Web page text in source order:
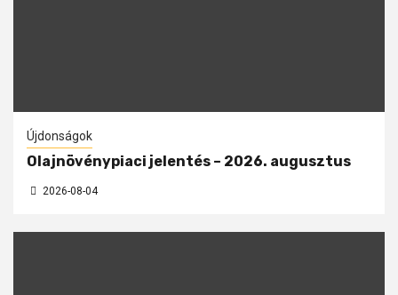
Újdonságok
Olajnövénypiaci jelentés – 2026. augusztus
2026-08-04